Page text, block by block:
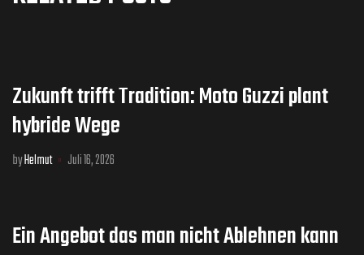
Zukunft trifft Tradition: Moto Guzzi plant
hybride Wege​
byHelmut Juli 16, 2026
Ein Angebot das man nicht Ablehnen kann